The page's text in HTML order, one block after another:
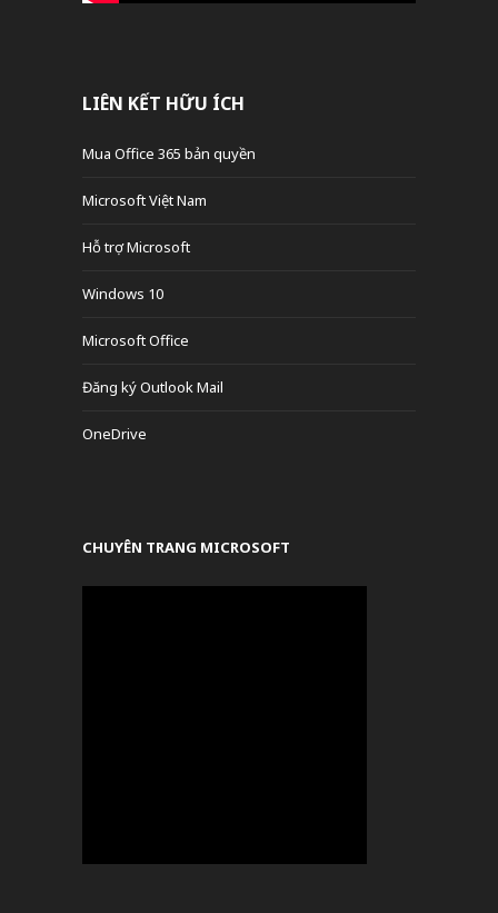
LIÊN KẾT HỮU ÍCH
Mua Office 365 bản quyền
Microsoft Việt Nam
Hỗ trợ Microsoft
Windows 10
Microsoft Office
Đăng ký Outlook Mail
OneDrive
CHUYÊN TRANG MICROSOFT